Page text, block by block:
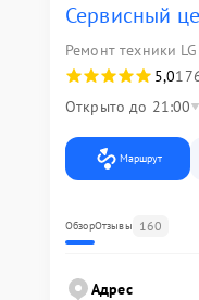
Сервисный
Ремонт техники LG
5,0
Открыто до 21:00
Маршрут
ОбзорОтзывы 160
Адрес